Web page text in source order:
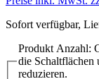
Sofort verfügbar,
Produkt Anzahl:
die Schaltflächen
reduzieren.